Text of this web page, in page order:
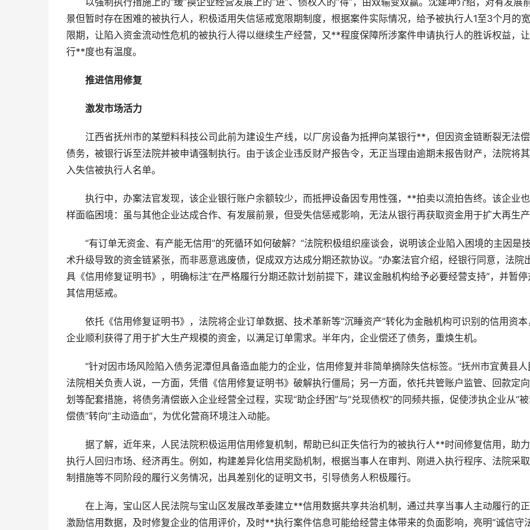
景但暂时存在困难的被执行人，积极适用失信惩戒宽限期制度，根据案件实际情况，给予被执行人1至3个月的宽
限期，让陷入资金流动性危机的被执行人得以继续生产经营，又**程度保障所涉案件申请执行人的胜诉权益，
行**度也有温度。
推进信用修复
激发市场活力
江西省抚州市的某塑料科技公司此前为建设生产线，以厂房设备为抵押向某银行**，但因资金链断裂无法
债务，被银行诉至法院并被申请强制执行。由于该企业违反财产报告令，无正当理由逾期未报告财产，法院将
入失信被执行人名单。
执行中，办案法官发现，该企业银行账户余额较少，而抵押设备因专用性强，**拍卖以流拍告终。该企业
样面临困境：虽与其他企业达成合作、有发展前景，但受失信惩戒影响，无法从银行再获取资金用于扩大再生产
“有订单无资金、有产能无信用”的死循环如何破解？“法院积极组织座谈会，说明该企业陷入困境的主因是技
术升级导致的资金链紧张，而非恶意逃废债，促成双方达成分期还款协议。”办案法官介绍，经银行同意，法院
具《信用修复证明书》，明确标注“在严格履行分期还款计划前提下，建议金融机构给予必要经营支持”，并暂停
其信用惩戒。
依托《信用修复证明书》，法院将企业订单数据、技术革新等“沉睡资产”转化为金融机构可识别的信用资本
企业顺利获得了用于扩大生产规模的资金，以满足订单需求。半年内，企业偿还了债务，重焕生机。
“针对因市场风险陷入债务泥潭但具备造血能力的企业，信用修复并非简单摘除失信标签。”抚州市宜黄县人
法院相关负责人说，一方面，凭借《信用修复证明书》破解执行僵局；另一方面，依托共管账户监管、回款定
划等配套措施，将债务清偿嵌入企业经营全过程，实现“助企纾困”与“兑现债权”的同频共振，促使涉执企业从“
偿债”转向“主动造血”，为优化营商环境注入动能。
据了解，近年来，人民法院积极运用信用修复机制，帮助已纠正失信行为的被执行人**时间修复信用，助
执行人回归市场、经济再生。例如，构建差异化信用奖励机制，根据当事人在审判、刚进入执行程序、法院采
制措施等不同阶段的履行义务情况，出具差别化的证明文书，引导债务人积极履行。
在上海，宝山区人民法院与宝山区发展改革委建立**信用数据共享共治机制，通过共享当事人主动履行的
激励信用数据，及时修复企业的信用评价，及时**执行案件信息可能给经营主体带来的负面影响，亮明“诚信守